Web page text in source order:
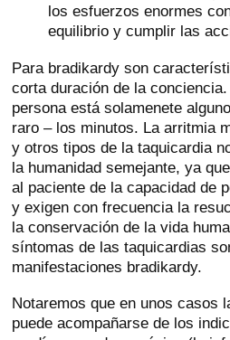
los esfuerzos enormes
equilibrio y cumplir las
Para bradikardy son
corta duración de la
persona está solamenete
raro – los minutos. La arritmia
y otros tipos de la taquicardia
la humanidad semejante, ya
al paciente de la capacidad de
y exigen con frecuencia la
la conservación de la vida
síntomas de las taquicardias
manifestaciones bradikardy.
Notaremos que en unos casos
puede acompañarse de los